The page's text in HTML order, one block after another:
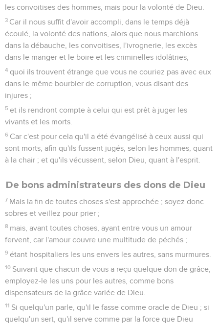
les convoitises des hommes, mais pour la volonté de Dieu.
3 Car il nous suffit d'avoir accompli, dans le temps déjà
écoulé, la volonté des nations, alors que nous marchions
dans la débauche, les convoitises, l'ivrognerie, les excès
dans le manger et le boire et les criminelles idolâtries,
4 quoi ils trouvent étrange que vous ne couriez pas avec eux
dans le même bourbier de corruption, vous disant des
injures ;
5 et ils rendront compte à celui qui est prêt à juger les
vivants et les morts.
6 Car c'est pour cela qu'il a été évangélisé à ceux aussi qui
sont morts, afin qu'ils fussent jugés, selon les hommes, quant
à la chair ; et qu'ils vécussent, selon Dieu, quant à l'esprit.
De bons administrateurs des dons de Dieu
7 Mais la fin de toutes choses s'est approchée ; soyez donc
sobres et veillez pour prier ;
8 mais, avant toutes choses, ayant entre vous un amour
fervent, car l'amour couvre une multitude de péchés ;
9 étant hospitaliers les uns envers les autres, sans murmures.
10 Suivant que chacun de vous a reçu quelque don de grâce,
employez-le les uns pour les autres, comme bons
dispensateurs de la grâce variée de Dieu.
11 Si quelqu'un parle, qu'il le fasse comme oracle de Dieu ; si
quelqu'un sert, qu'il serve comme par la force que Dieu